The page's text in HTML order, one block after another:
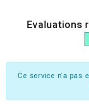
Evaluations
Ce service n'a pas